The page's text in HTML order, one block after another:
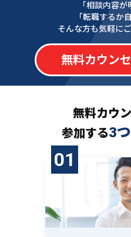
「相談内容が
「転職するか
そんな方も気軽に
無料カウン
無料カウ
参加する3
01